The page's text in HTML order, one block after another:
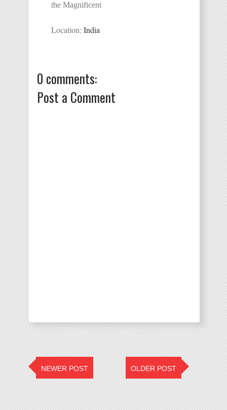
the Magnificent
Location: India
0 comments:
Post a Comment
NEWER POST OLDER POST